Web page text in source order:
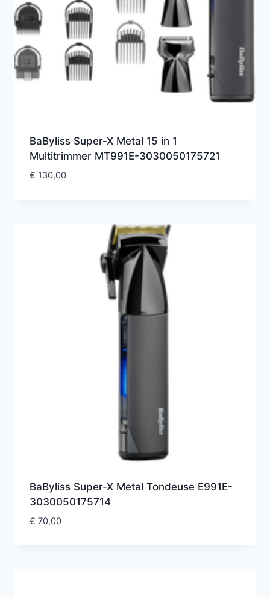
BaByliss Super-X Metal 15 in 1
Multitrimmer MT991E-3030050175721
€ 130,00
BaByliss Super-X Metal Tondeuse E991E-
3030050175714
€ 70,00